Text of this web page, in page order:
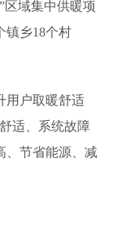
区域集中供暖项
镇乡18个村
用户取暖舒适
适、系统故障
、节省能源、减